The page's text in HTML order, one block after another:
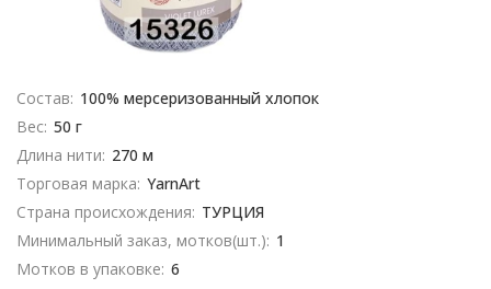
Состав: 100% мерсеризованный хлопок
Вес: 50 г
Длина нити: 270 м
Торговая марка: YarnArt
Страна происхождения: ТУРЦИЯ
Минимальный заказ, мотков(шт.): 1
Мотков в упаковке: 6